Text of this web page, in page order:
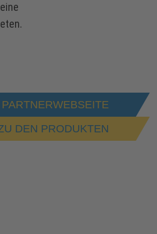
DEN PRODUKTEN